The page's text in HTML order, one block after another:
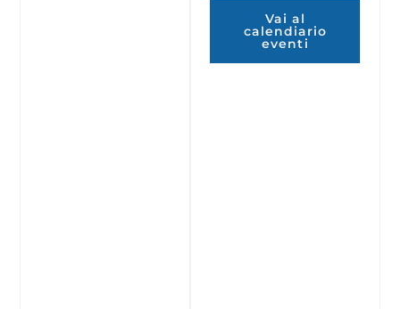
Vai al
calendiario
eventi